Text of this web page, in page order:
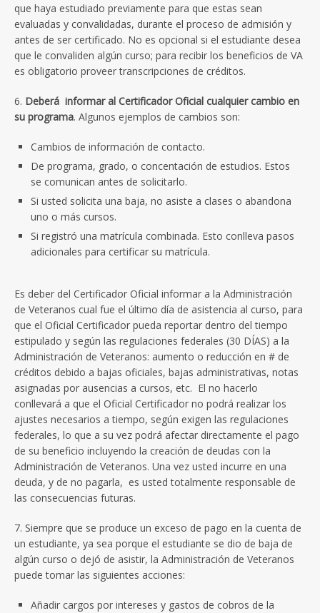
que haya estudiado previamente para que estas sean
evaluadas y convalidadas, durante el proceso de admisión y
antes de ser certificado. No es opcional si el estudiante desea
que le convaliden algún curso; para recibir los beneficios de VA
es obligatorio proveer transcripciones de créditos.
6. Deberá informar al Certificador Oficial cualquier cambio en
su programa. Algunos ejemplos de cambios son:
Cambios de información de contacto.
De programa, grado, o concentación de estudios. Estos
se comunican antes de solicitarlo.
Si usted solicita una baja, no asiste a clases o abandona
uno o más cursos.
Si registró una matrícula combinada. Esto conlleva pasos
adicionales para certificar su matrícula.
Es deber del Certificador Oficial informar a la Administración
de Veteranos cual fue el último día de asistencia al curso, para
que el Oficial Certificador pueda reportar dentro del tiempo
estipulado y según las regulaciones federales (30 DÍAS) a la
Administración de Veteranos: aumento o reducción en # de
créditos debido a bajas oficiales, bajas administrativas, notas
asignadas por ausencias a cursos, etc. El no hacerlo
conllevará a que el Oficial Certificador no podrá realizar los
ajustes necesarios a tiempo, según exigen las regulaciones
federales, lo que a su vez podrá afectar directamente el pago
de su beneficio incluyendo la creación de deudas con la
Administración de Veteranos. Una vez usted incurre en una
deuda, y de no pagarla, es usted totalmente responsable de
las consecuencias futuras.
7. Siempre que se produce un exceso de pago en la cuenta de
un estudiante, ya sea porque el estudiante se dio de baja de
algún curso o dejó de asistir, la Administración de Veteranos
puede tomar las siguientes acciones:
Añadir cargos por intereses y gastos de cobros de la